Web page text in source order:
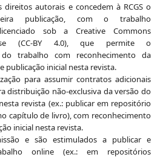
autorais e concedem à RCGS o
publicação, com o trabalho
sob a Creative Commons
(CC-BY 4.0), que permite o
do trabalho com reconhecimento da
publicação inicial nesta revista.
para assumir contratos adicionais
distribuição não-exclusiva da versão do
revista (ex.: publicar em repositório
capítulo de livro), com reconhecimento
inicial nesta revista.
e são estimulados a publicar e
online (ex.: em repositórios